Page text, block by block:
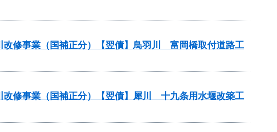
修事業（国補正分）【翌債】鳥羽川 富岡橋取付道路工
修事業（国補正分）【翌債】犀川 十九条用水堰改築工